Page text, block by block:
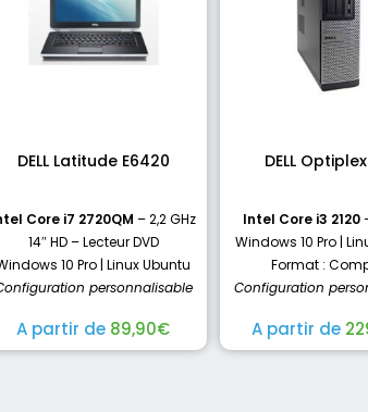
DELL Latitude E6420
Core i7 2720QM – 2,2 GHz
14″ HD – Lecteur DVD
10 Pro | Linux Ubuntu
personnalisable
A partir de 89,90€
DELL
Intel Core i3 2120
Windows 10 Pro |
Format :
Configuration
A partir de